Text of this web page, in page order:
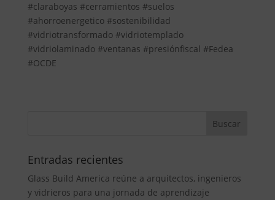
#claraboyas #cerramientos #suelos
#ahorroenergetico #sostenibilidad
#vidriotransformado #vidriotemplado
#vidriolaminado #ventanas #presiónfiscal #Fedea
#OCDE
Entradas recientes
Glass Build America reúne a arquitectos, ingenieros
y vidrieros para una jornada de aprendizaje